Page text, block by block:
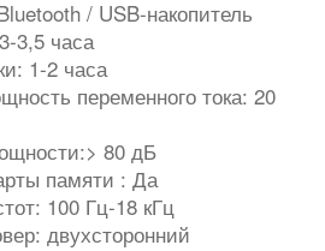
/ USB-накопитель
3,5 часа
1-2 часа
переменного тока: 20
80 дБ
памяти : Да
100 Гц-18 кГц
двухсторонний